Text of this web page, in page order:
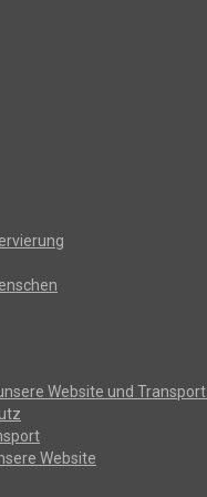
Website und
Website